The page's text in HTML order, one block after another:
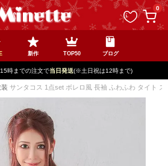
0
新作 TOP50 ブログ
時までの注文で当日発送(※土日祝は12時まで)
サンタコス 1点set ボレロ風 長袖 ふわふわ タイト
ペー
ジト
ップ